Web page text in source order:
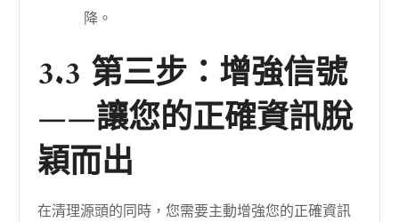
降。
3.3 第三步：增強信號
——讓您的正確資訊脫
穎而出
在清理源頭的同時，您需要主動增強您的正確資訊